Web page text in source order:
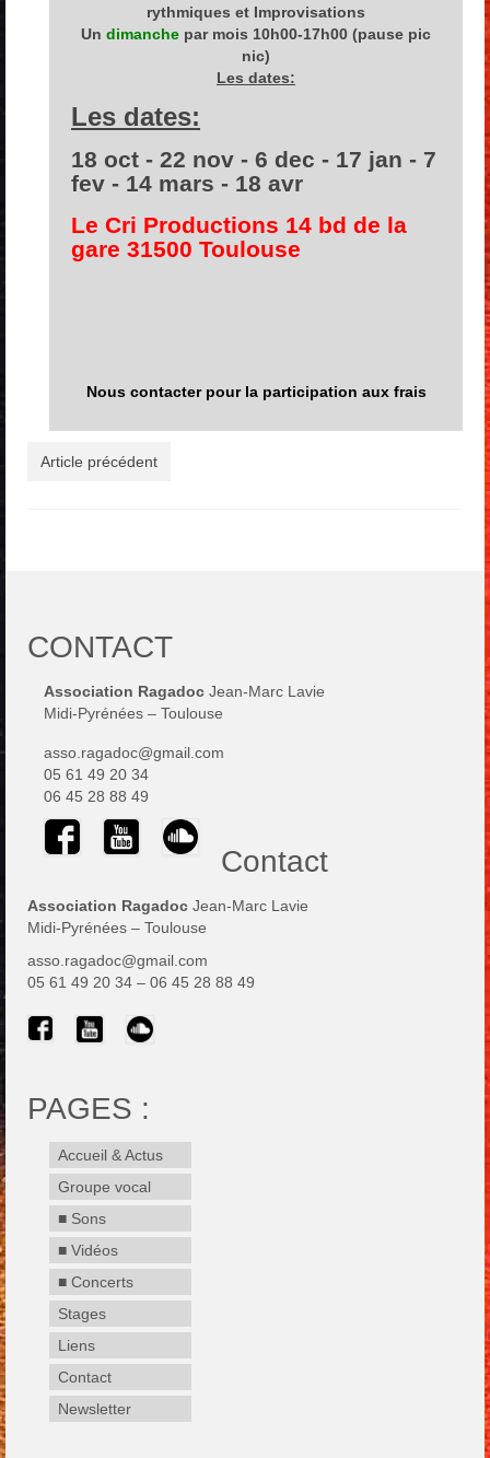
rythmiques et Improvisations
Un dimanche par mois 10h00-17h00 (pause pic
nic)
Les dates:
Les dates:
18 oct - 22 nov - 6 dec - 17 jan - 7
fev - 14 mars - 18 avr
Le Cri Productions 14 bd de la
gare 31500 Toulouse
Nous contacter pour la participation aux frais
Article précédent
CONTACT
Association Ragadoc Jean-Marc Lavie
Midi-Pyrénées – Toulouse
asso.ragadoc@gmail.com
05 61 49 20 34
06 45 28 88 49
Contact
Association Ragadoc Jean-Marc Lavie
Midi-Pyrénées – Toulouse
asso.ragadoc@gmail.com
05 61 49 20 34 – 06 45 28 88 49
PAGES :
Accueil & Actus
Groupe vocal
■ Sons
■ Vidéos
■ Concerts
Stages
Liens
Contact
Newsletter